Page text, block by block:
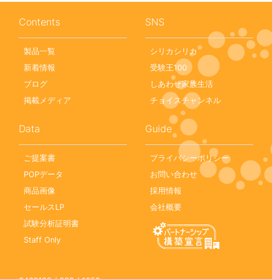
Contents
製品一覧
新着情報
ブログ
掲載メディア
SNS
シリカシリカ
受験王100
しあわせ家族生活
チョイスチャンネル
Data
ご提案書
POPデータ
商品画像
セールスLP
試験分析証明書
Staff Only
Guide
プライバシーポリシー
お問い合わせ
採用情報
会社概要